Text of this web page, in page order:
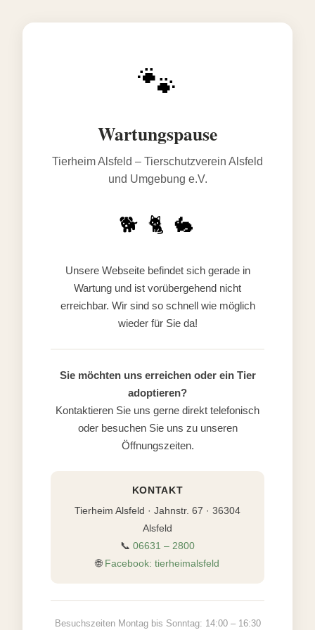
🐾
Wartungspause
Tierheim Alsfeld – Tierschutzverein Alsfeld
und Umgebung e.V.
🐕 🐈 🐇
Unsere Webseite befindet sich gerade in
Wartung und ist vorübergehend nicht
erreichbar. Wir sind so schnell wie möglich
wieder für Sie da!
Sie möchten uns erreichen oder ein Tier
adoptieren?
Kontaktieren Sie uns gerne direkt telefonisch
oder besuchen Sie uns zu unseren
Öffnungszeiten.
KONTAKT
Tierheim Alsfeld · Jahnstr. 67 · 36304
Alsfeld
📞 06631 – 2800
🌐 Facebook: tierheimalsfeld
Besuchszeiten Montag bis Sonntag: 14:00 – 16:30